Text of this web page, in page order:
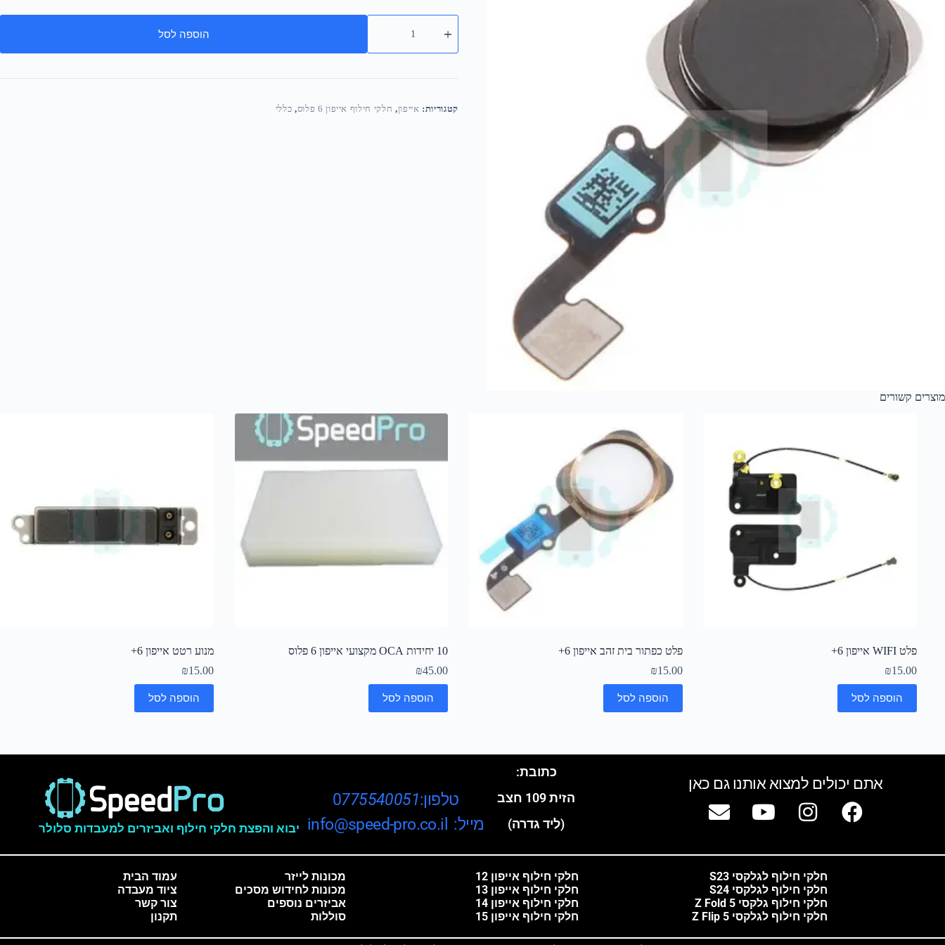
הוספה לסל
קטגוריות: אייפון, חלקי חילוף אייפון 6 פלוס , כללי
מוצרים קשורים
פלט WIFI אייפון 6+
₪15.00
הוספה לסל
פלט כפתור בית זהב אייפון 6+
₪15.00
הוספה לסל
10 יחידות OCA מקצועי אייפון 6 פלוס
₪45.00
הוספה לסל
מנוע רטט אייפון 6+
₪15.00
הוספה לסל
אתם יכולים למצוא אותנו גם כאן
יבוא והפצת חלקי חילוף ואביזרים למעבדות סלולר
טלפון:0775540051
מייל: info@speed-pro.co.il
כתובת:
הזית 109 חצב
(ליד גדרה)
עמוד הבית
ציוד מעבדה
צור קשר
תקנון
מכונות לייזר
מכונות לחידוש מסכים
אביזרים נוספים
סוללות
חלקי חילוף אייפון 12
חלקי חילוף אייפון 13
חלקי חילוף אייפון 14
חלקי חילוף אייפון 15
חלקי חילוף לגלקסי S23
חלקי חילוף לגלקסי S24
חלקי חילוף גלקסי Z Fold 5
חלקי חילוף לגלקסי Z Flip 5